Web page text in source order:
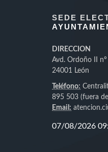
SEDE
DIRECCION
Avd. Ordoño II
24001 León
Teléfono:
895 503 (fuera
Email: